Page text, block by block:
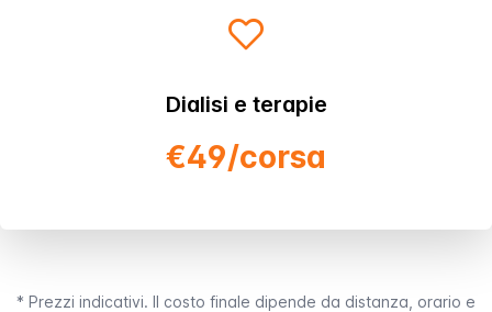
Dialisi e terapie
€49/corsa
* Prezzi indicativi. Il costo finale dipende da distanza, orario e